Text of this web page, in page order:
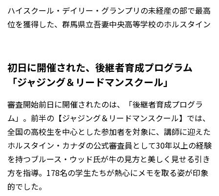
ハイスクール・デイリー・グランプリの未経産の部で最高
位を獲得した、群馬県立吾妻中央高等学校のホルスタイン
初日に開催された、後継者育成プログラム
「ジャジング＆リードマンスクール」
審査開始前日に開催されたのは、「後継者育成プログラ
ム」。前半の【ジャジング＆リードマンスクール】では、
全国の高校生を中心とした参加者を対象に、講師に迎えた
ホルスタイン・カナダの公式審査員として30年以上の経験
を持つブルース・ウッド氏が牛の見方と美しく見せる引き
方を指導。178名の学生たちが熱心にメモを取る姿が印象
的でした。